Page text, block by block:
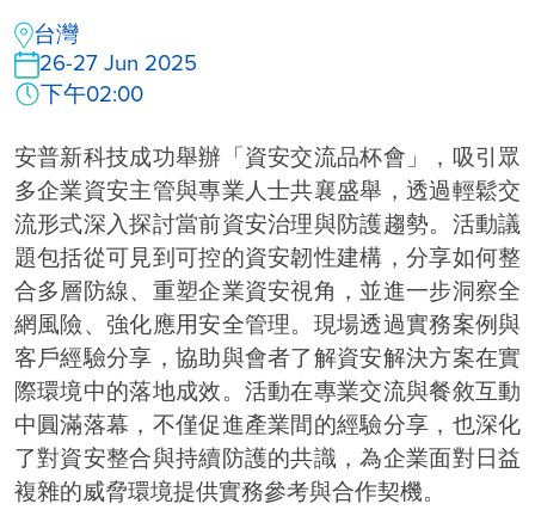
台灣
26-27 Jun 2025
下午02:00
安普新科技成功舉辦「資安交流品杯會」，吸引眾
多企業資安主管與專業人士共襄盛舉，透過輕鬆交
流形式深入探討當前資安治理與防護趨勢。活動議
題包括從可見到可控的資安韌性建構，分享如何整
合多層防線、重塑企業資安視角，並進一步洞察全
網風險、強化應用安全管理。現場透過實務案例與
客戶經驗分享，協助與會者了解資安解決方案在實
際環境中的落地成效。活動在專業交流與餐敘互動
中圓滿落幕，不僅促進產業間的經驗分享，也深化
了對資安整合與持續防護的共識，為企業面對日益
複雜的威脅環境提供實務參考與合作契機。